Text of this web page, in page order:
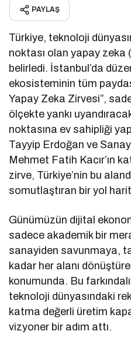
PAYLAŞ
Türkiye, teknoloji
noktası olan yapay zeka
belirledi. İstanbul’da
ekosisteminin tüm
Yapay Zeka Zirvesi”,
ölçekte yankı
noktasına ev sahipliği
Tayyip Erdoğan ve
Mehmet Fatih Kacır’ın
zirve, Türkiye’nin bu
somutlaştıran bir yol
Günümüzün dijital
sadece akademik bir
sanayiden savunmaya,
kadar her alanı
konumunda. Bu
teknoloji dünyasındaki
katma değerli üretim
vizyoner bir adım attı.